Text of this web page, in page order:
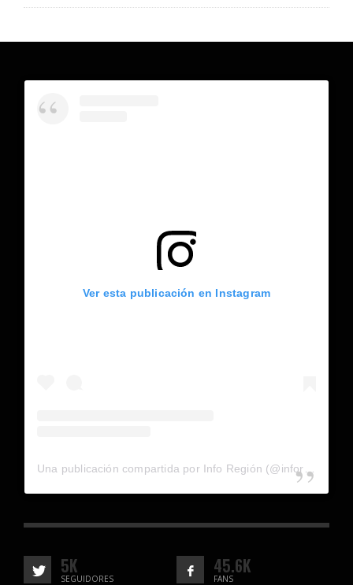
Ver esta publicación en Instagram
5K
SEGUIDORES
45.6K
FANS